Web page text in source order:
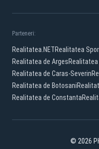
Parteneri:
Realitatea.NETRealitatea
Realitatea de Arges
Realitatea de Caras-Severin
Realitatea de Botosani
Realitatea de Constanta
© 2026